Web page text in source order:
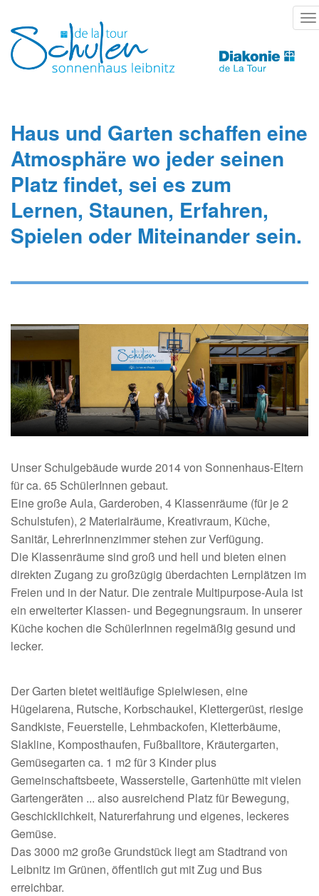
zum
Inhalt
Haus und Garten schaffen eine
Atmosphäre wo jeder seinen
Platz findet, sei es zum
Lernen, Staunen, Erfahren,
Spielen oder Miteinander sein.
Unser Schulgebäude wurde 2014 von Sonnenhaus-Eltern
für ca. 65 SchülerInnen gebaut.
Eine große Aula, Garderoben, 4 Klassenräume (für je 2
Schulstufen), 2 Materialräume, Kreativraum, Küche,
Sanitär, LehrerInnenzimmer stehen zur Verfügung.
Die Klassenräume sind groß und hell und bieten einen
direkten Zugang zu großzügig überdachten Lernplätzen im
Freien und in der Natur. Die zentrale Multipurpose-Aula ist
ein erweiterter Klassen- und Begegnungsraum. In unserer
Küche kochen die SchülerInnen regelmäßig gesund und
lecker.
Der Garten bietet weitläufige Spielwiesen, eine
Hügelarena, Rutsche, Korbschaukel, Klettergerüst, riesige
Sandkiste, Feuerstelle, Lehmbackofen, Kletterbäume,
Slakline, Komposthaufen, Fußballtore, Kräutergarten,
Gemüsegarten ca. 1 m2 für 3 Kinder plus
Gemeinschaftsbeete, Wasserstelle, Gartenhütte mit vielen
Gartengeräten ... also ausreichend Platz für Bewegung,
Geschicklichkeit, Naturerfahrung und eigenes, leckeres
Gemüse.
Das 3000 m2 große Grundstück liegt am Stadtrand von
Leibnitz im Grünen, öffentlich gut mit Zug und Bus
erreichbar.